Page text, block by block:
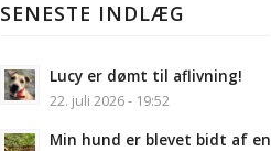
SENESTE INDLÆG
Lucy er dømt til aflivning!
22. juli 2026 - 19:52
Min hund er blevet bidt af en